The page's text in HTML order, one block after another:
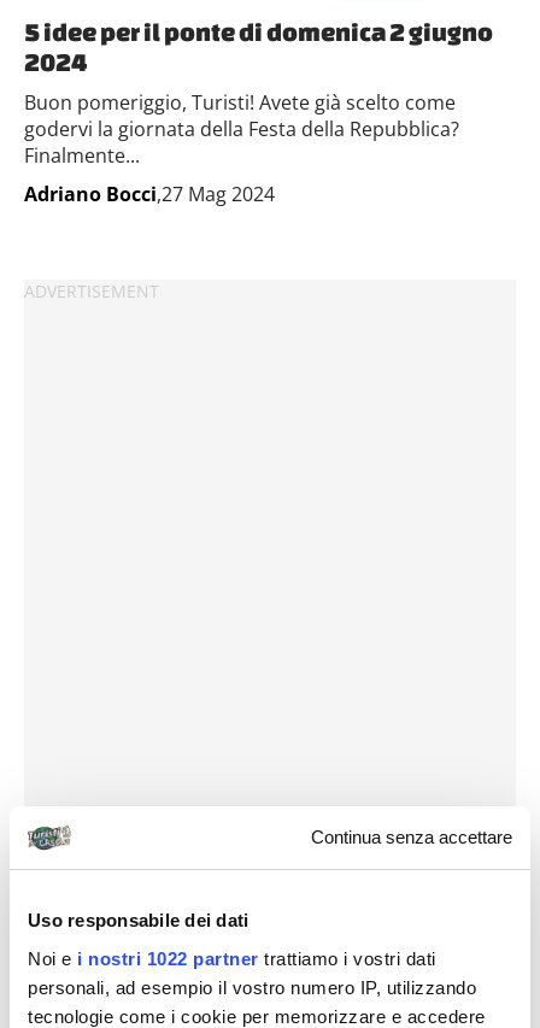
Continua senza accettare
Uso responsabile dei dati
Noi e i nostri 1022 partner trattiamo i vostri dati
personali, ad esempio il vostro numero IP, utilizzando
tecnologie come i cookie per memorizzare e accedere
5 idee per il ponte di domenica 2 giugno
2024
Buon pomeriggio, Turisti! Avete già scelto come
godervi la giornata della Festa della Repubblica?
Finalmente...
Adriano Bocci,27 Mag 2024